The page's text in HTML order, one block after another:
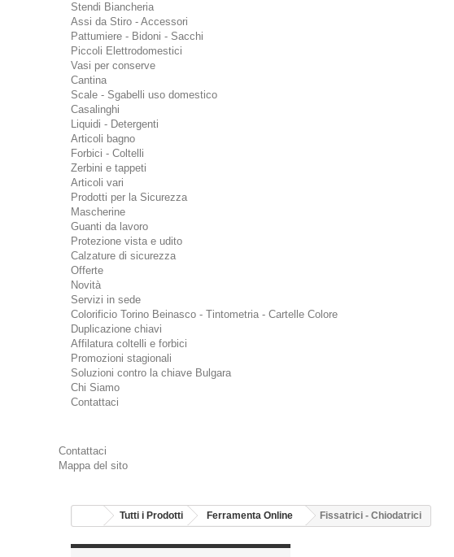
Stendi Biancheria
Assi da Stiro - Accessori
Pattumiere - Bidoni - Sacchi
Piccoli Elettrodomestici
Vasi per conserve
Cantina
Scale - Sgabelli uso domestico
Casalinghi
Liquidi - Detergenti
Articoli bagno
Forbici - Coltelli
Zerbini e tappeti
Articoli vari
Prodotti per la Sicurezza
Mascherine
Guanti da lavoro
Protezione vista e udito
Calzature di sicurezza
Offerte
Novità
Servizi in sede
Colorificio Torino Beinasco - Tintometria - Cartelle Colore
Duplicazione chiavi
Affilatura coltelli e forbici
Promozioni stagionali
Soluzioni contro la chiave Bulgara
Chi Siamo
Contattaci
Contattaci
Mappa del sito
Tutti i Prodotti Ferramenta Online Fissatrici - Chiodatrici